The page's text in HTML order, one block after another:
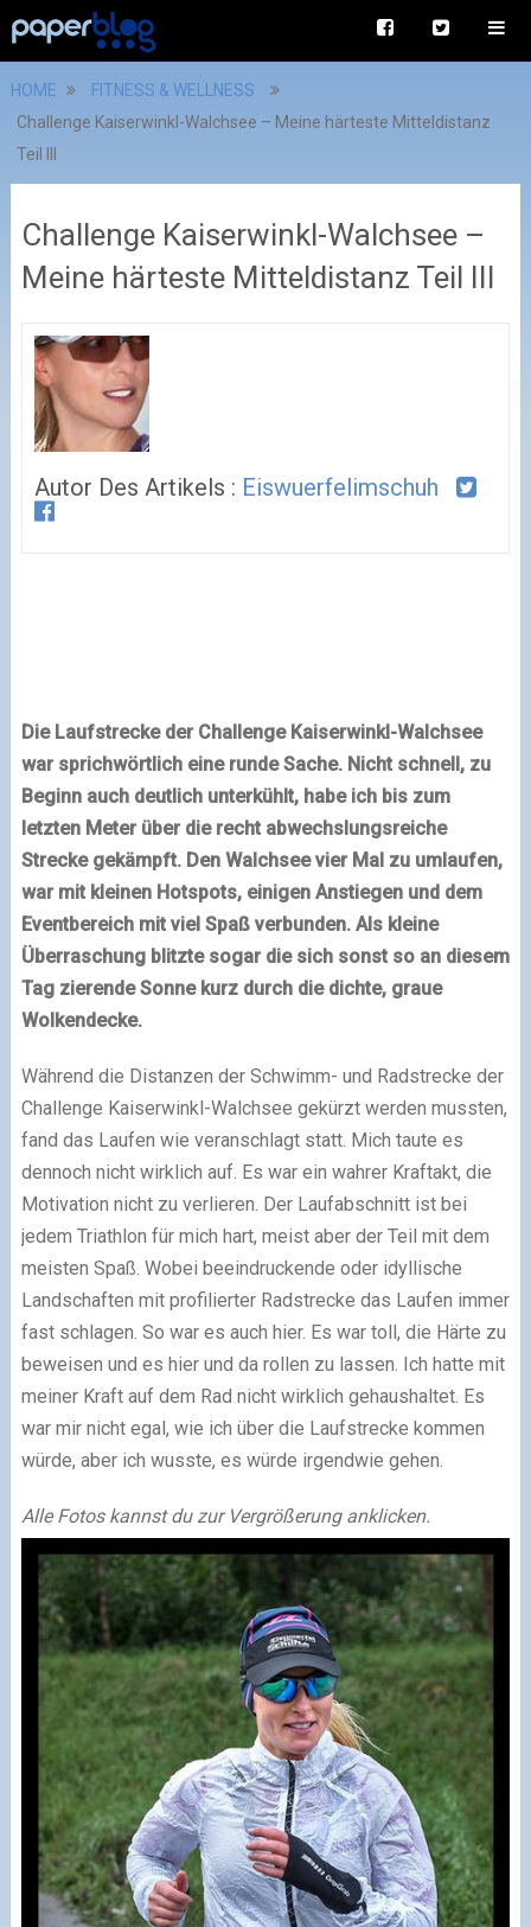
HOME
FITNESS & WELLNESS
Challenge Kaiserwinkl-Walchsee – Meine härteste Mitteldistanz
Teil III
Challenge Kaiserwinkl-Walchsee –
Meine härteste Mitteldistanz Teil III
Autor Des Artikels : Eiswuerfelimschuh
Die Laufstrecke der Challenge Kaiserwinkl-Walchsee
war sprichwörtlich eine runde Sache. Nicht schnell, zu
Beginn auch deutlich unterkühlt, habe ich bis zum
letzten Meter über die recht abwechslungsreiche
Strecke gekämpft. Den Walchsee vier Mal zu umlaufen,
war mit kleinen Hotspots, einigen Anstiegen und dem
Eventbereich mit viel Spaß verbunden. Als kleine
Überraschung blitzte sogar die sich sonst so an diesem
Tag zierende Sonne kurz durch die dichte, graue
Wolkendecke.
Während die Distanzen der Schwimm- und Radstrecke der
Challenge Kaiserwinkl-Walchsee gekürzt werden mussten,
fand das Laufen wie veranschlagt statt. Mich taute es
dennoch nicht wirklich auf. Es war ein wahrer Kraftakt, die
Motivation nicht zu verlieren. Der Laufabschnitt ist bei
jedem Triathlon für mich hart, meist aber der Teil mit dem
meisten Spaß. Wobei beeindruckende oder idyllische
Landschaften mit profilierter Radstrecke das Laufen immer
fast schlagen. So war es auch hier. Es war toll, die Härte zu
beweisen und es hier und da rollen zu lassen. Ich hatte mit
meiner Kraft auf dem Rad nicht wirklich gehaushaltet. Es
war mir nicht egal, wie ich über die Laufstrecke kommen
würde, aber ich wusste, es würde irgendwie gehen.
Alle Fotos kannst du zur Vergrößerung anklicken.